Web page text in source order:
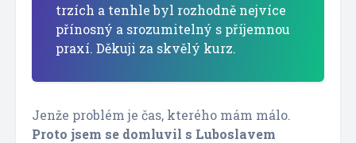
trzích a tenhle byl rozhodně nejvíce
přínosný a srozumitelný s příjemnou
praxí. Děkuji za skvělý kurz.
Jenže problém je čas, kterého mám málo.
Proto jsem se domluvil s Luboslavem